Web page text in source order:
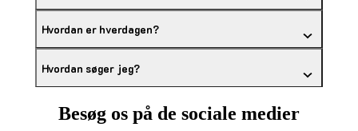
Hvordan er hverdagen?
Hvordan søger jeg?
Besøg os på de sociale medier